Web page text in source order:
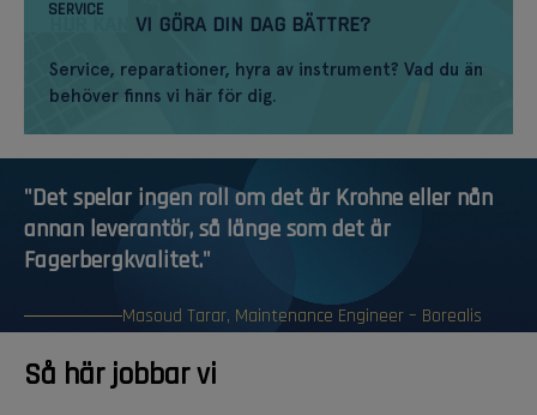
SERVICE
HUR KAN VI GÖRA DIN DAG BÄTTRE?
Service, reparationer, hyra av instrument? Vad du än
behöver finns vi här för dig.
"Det spelar ingen roll om det är Krohne eller nån
annan leverantör, så länge som det är
Fagerbergkvalitet."
Masoud Tarar, Maintenance Engineer – Borealis
Så här jobbar vi